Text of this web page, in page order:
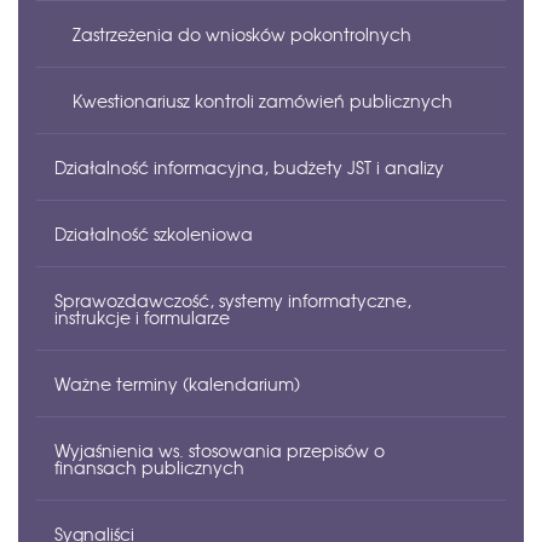
Wyniki kontroli zewnętrznych
Zastrzeżenia do wniosków pokontrolnych
Kwestionariusz kontroli zamówień publicznych
Działalność informacyjna, budżety JST i analizy
Informacje ogólne
Budżety JST — opracowania roczne (biuletyn)
(tabele)
Działalność szkoleniowa
Informacje ogólne
Sprawozdawczość, systemy informatyczne,
instrukcje i formularze
Kontrola sprawozdań JST
Sposoby przekazywania sprawozdań do Izby
Ważne terminy (kalendarium)
Kalendarium
Wyjaśnienia ws. stosowania przepisów o
finansach publicznych
Wyjaśnienia udzielone przez Izbę
Sygnaliści